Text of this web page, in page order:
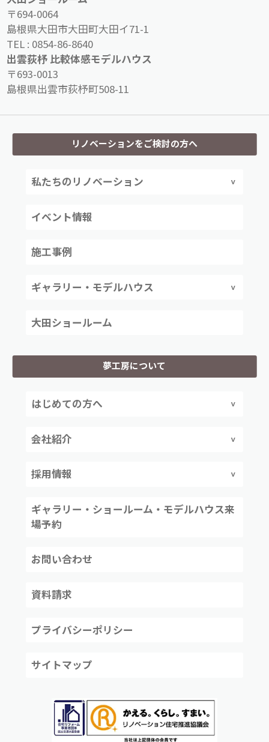
〒694-0064
島根県大田市大田町大田イ71-1
TEL : 0854-86-8640
出雲荻杼 比較体感モデルハウス
〒693-0013
島根県出雲市荻杼町508-11
リノベーションをご検討の方へ
私たちのリノベーション
イベント情報
施工事例
ギャラリー・モデルハウス
大田ショールーム
夢工房について
はじめての方へ
会社紹介
採用情報
ギャラリー・ショールーム・モデルハウス来
場予約
お問い合わせ
資料請求
プライバシーポリシー
サイトマップ